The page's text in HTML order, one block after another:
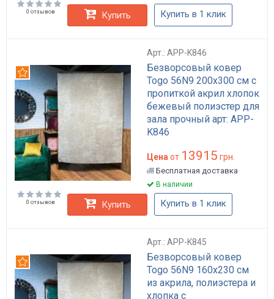
0 отзывов Купить Купить в 1 клик
Арт.: APP-K846
Безворсовый ковер
Togo 56N9 200х300 см с
пропиткой акрил хлопок
бежевый полиэстер для
зала прочный арт: APP-
K846
Рекомендуем
Цена от 13915 грн.
Бесплатная доставка
В наличии
0 отзывов Купить Купить в 1 клик
Арт.: APP-K845
Безворсовый ковер
Togo 56N9 160x230 см
из акрила, полиэстера и
хлопка с
Рекомендуем